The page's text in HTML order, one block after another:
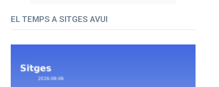
EL TEMPS A SITGES AVUI